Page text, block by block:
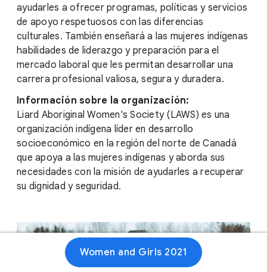
ayudarles a ofrecer programas, políticas y servicios
de apoyo respetuosos con las diferencias
culturales. También enseñará a las mujeres indígenas
habilidades de liderazgo y preparación para el
mercado laboral que les permitan desarrollar una
carrera profesional valiosa, segura y duradera.
Información sobre la organización:
Liard Aboriginal Women's Society (LAWS) es una
organización indígena líder en desarrollo
socioeconómico en la región del norte de Canadá
que apoya a las mujeres indígenas y aborda sus
necesidades con la misión de ayudarles a recuperar
su dignidad y seguridad.
Women and Girls 2021